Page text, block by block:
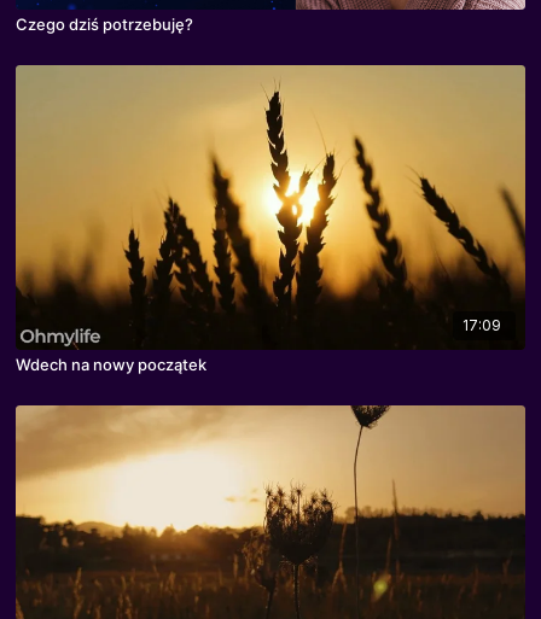
Czego dziś potrzebuję?
17:09
Wdech na nowy początek